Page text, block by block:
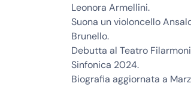
Leonora Armellini.
Suona un violoncello
Brunello.
Debutta al Teatro
Sinfonica 2024.
Biografia aggiornata a